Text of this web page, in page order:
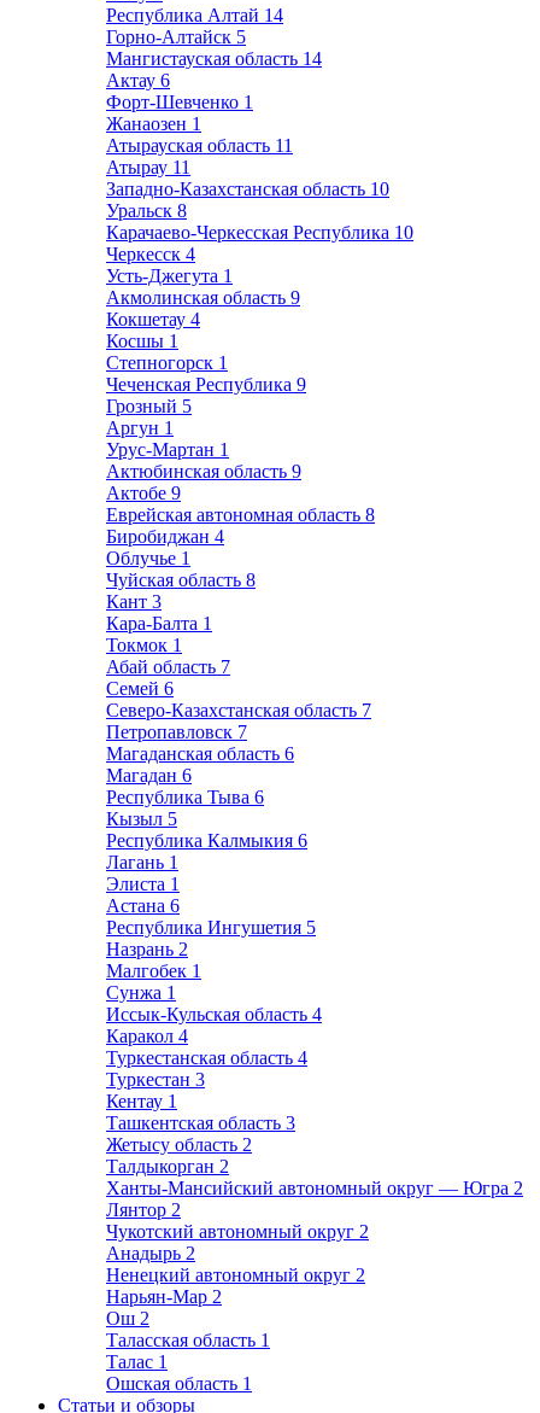
Республика Алтай 14
Горно-Алтайск 5
Мангистауская область 14
Актау 6
Форт-Шевченко 1
Жанаозен 1
Атырауская область 11
Атырау 11
Западно-Казахстанская область 10
Уральск 8
Карачаево-Черкесская Республика 10
Черкесск 4
Усть-Джегута 1
Акмолинская область 9
Кокшетау 4
Косшы 1
Степногорск 1
Чеченская Республика 9
Грозный 5
Аргун 1
Урус-Мартан 1
Актюбинская область 9
Актобе 9
Еврейская автономная область 8
Биробиджан 4
Облучье 1
Чуйская область 8
Кант 3
Кара-Балта 1
Токмок 1
Абай область 7
Семей 6
Северо-Казахстанская область 7
Петропавловск 7
Магаданская область 6
Магадан 6
Республика Тыва 6
Кызыл 5
Республика Калмыкия 6
Лагань 1
Элиста 1
Астана 6
Республика Ингушетия 5
Назрань 2
Малгобек 1
Сунжа 1
Иссык-Кульская область 4
Каракол 4
Туркестанская область 4
Туркестан 3
Кентау 1
Ташкентская область 3
Жетысу область 2
Талдыкорган 2
Ханты-Мансийский автономный округ — Югра 2
Лянтор 2
Чукотский автономный округ 2
Анадырь 2
Ненецкий автономный округ 2
Нарьян-Мар 2
Ош 2
Таласская область 1
Талас 1
Ошская область 1
Статьи и обзоры